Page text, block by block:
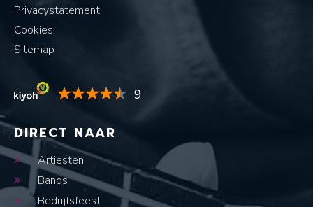
Privacystatement
Cookies
Sitemap
9
DIRECT NAAR
Artiesten
Bands
Bedrijfsfeest